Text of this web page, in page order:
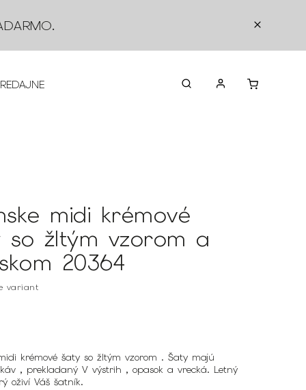
.
KONTAKTY
midi krémové
so žltým vzorom a
20364
variant
krémové šaty so žltým vzorom . Šaty majú
, prekladaný V výstrih , opasok a vrecká. Letný
oživí Váš šatník.